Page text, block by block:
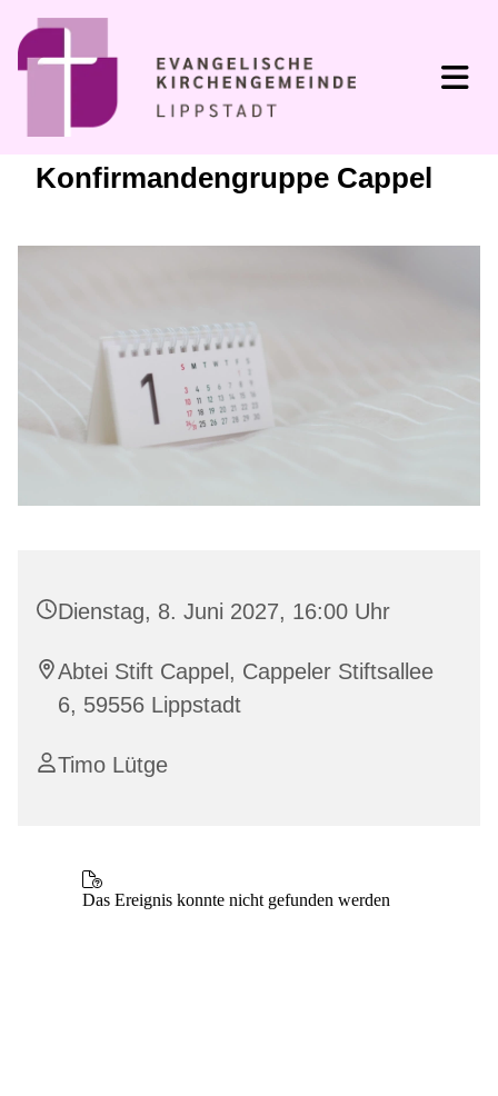
Konfirmandengruppe Cappel
Dienstag, 8. Juni 2027, 16:00 Uhr
Abtei Stift Cappel, Cappeler Stiftsallee
6, 59556 Lippstadt
Timo Lütge